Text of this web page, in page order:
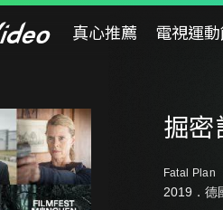
真心推薦 電視運
掘密
Fatal Plan
2019．德